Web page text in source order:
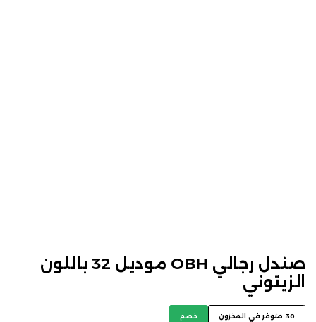
صندل رجالي OBH موديل 32 باللون
الزيتوني
30 متوفر في المخزون خصم